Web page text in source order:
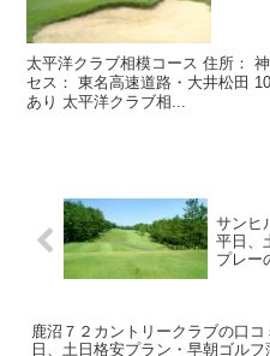
太平洋クラブ相模コース 住所：
セス： 東名高速道路・大井松田
あり 太平洋クラブ相...
サンヒ
平日、
プレー
鹿沼７２カントリークラブの口コ
日、土日格安プラン・早朝ゴルフ